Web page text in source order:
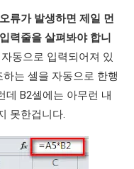
류가 발생하면 제일 먼
력줄을 살펴봐야 합니
동으로 입력되어져 있
는 셀을 자동으로 한행
데 B2셀에는 아무런 내
못한겁니다.